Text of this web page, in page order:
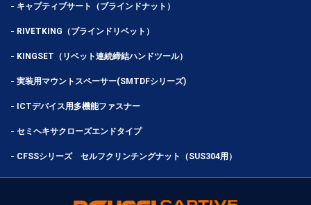
キャプティブサート（ブラインドナット）
RIVETKING（ブラインドリベット）
KINGSET（リベット連続締結ハンドツール）
実装用マウントスペーサー(SMTDFシリーズ)
ICTデバイス用多機能ファスナー
セミヘキサクローズエンドタイプ
CFSSシリーズ セルフクリンチングナット（SUS304用）